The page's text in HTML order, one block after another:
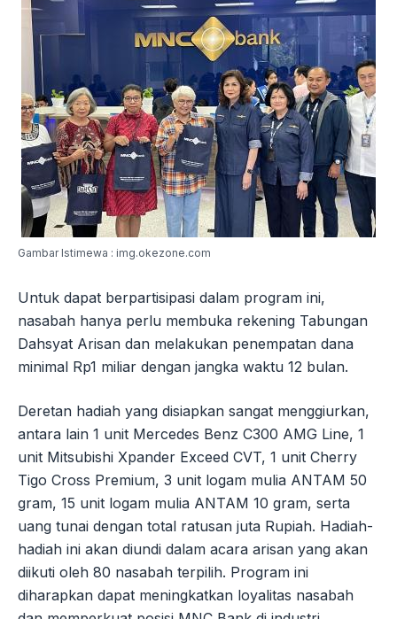
Gambar Istimewa : img.okezone.com
Untuk dapat berpartisipasi dalam program ini,
nasabah hanya perlu membuka rekening Tabungan
Dahsyat Arisan dan melakukan penempatan dana
minimal Rp1 miliar dengan jangka waktu 12 bulan.
Deretan hadiah yang disiapkan sangat menggiurkan,
antara lain 1 unit Mercedes Benz C300 AMG Line, 1
unit Mitsubishi Xpander Exceed CVT, 1 unit Cherry
Tigo Cross Premium, 3 unit logam mulia ANTAM 50
gram, 15 unit logam mulia ANTAM 10 gram, serta
uang tunai dengan total ratusan juta Rupiah. Hadiah-
hadiah ini akan diundi dalam acara arisan yang akan
diikuti oleh 80 nasabah terpilih. Program ini
diharapkan dapat meningkatkan loyalitas nasabah